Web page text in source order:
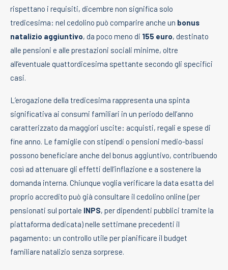
rispettano i requisiti, dicembre non significa solo
tredicesima: nel cedolino può comparire anche un bonus
natalizio aggiuntivo, da poco meno di 155 euro, destinato
alle pensioni e alle prestazioni sociali minime, oltre
all’eventuale quattordicesima spettante secondo gli specifici
casi.
L’erogazione della tredicesima rappresenta una spinta
significativa ai consumi familiari in un periodo dell’anno
caratterizzato da maggiori uscite: acquisti, regali e spese di
fine anno. Le famiglie con stipendi o pensioni medio-bassi
possono beneficiare anche del bonus aggiuntivo, contribuendo
così ad attenuare gli effetti dell’inflazione e a sostenere la
domanda interna. Chiunque voglia verificare la data esatta del
proprio accredito può già consultare il cedolino online (per
pensionati sul portale INPS, per dipendenti pubblici tramite la
piattaforma dedicata) nelle settimane precedenti il
pagamento: un controllo utile per pianificare il budget
familiare natalizio senza sorprese.